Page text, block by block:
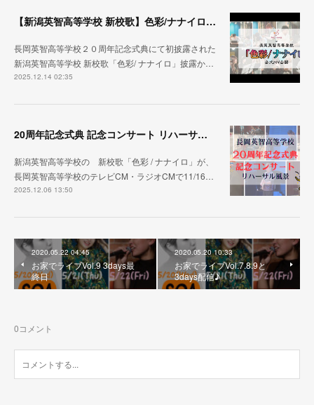
【新潟英智高等学校 新校歌】色彩/ナナイロ ２０周年記念式典から１ヶ月
長岡英智高等学校２０周年記念式典にて初披露された
新潟英智高等学校 新校歌「色彩/ ナナイロ」披露か…
2025.12.14 02:35
20周年記念式典 記念コンサート リハーサル映像 公開
新潟英智高等学校の 新校歌「色彩 / ナナイロ」が、
長岡英智高等学校のテレビCM・ラジオCMで11/16…
2025.12.06 13:50
2020.05.22 04:45
お家でライブVol.9 3days最
終日
2020.05.20 10:33
お家でライブVol.7.8.9と
3days配信♪
0コメント